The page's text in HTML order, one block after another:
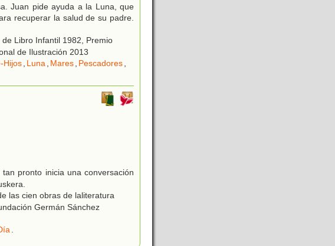
Juan pide ayuda a la Luna, que
recuperar la salud de su padre.
Libro Infantil 1982, Premio
de Ilustración 2013
Hijos Luna Mares Pescadores
pronto inicia una conversación
las cien obras de laliteratura
Germán Sánchez